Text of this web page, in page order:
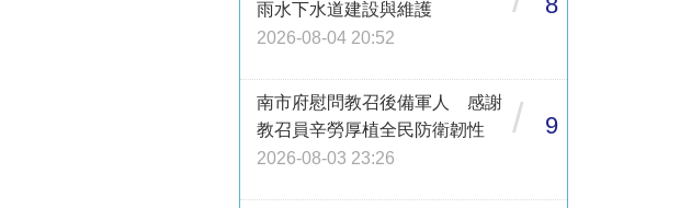
雨水下水道建設與維護
2026-08-04 20:52
南市府慰問教召後備軍人 感謝
教召員辛勞厚植全民防衛韌性
2026-08-03 23:26
/ 9